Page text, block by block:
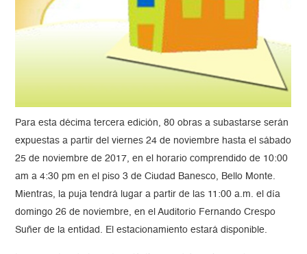
Para esta décima tercera edición, 80 obras a subastarse serán
expuestas a partir del viernes 24 de noviembre hasta el sábado
25 de noviembre de 2017, en el horario comprendido de 10:00
am a 4:30 pm en el piso 3 de Ciudad Banesco, Bello Monte.
Mientras, la puja tendrá lugar a partir de las 11:00 a.m. el día
domingo 26 de noviembre, en el Auditorio Fernando Crespo
Suñer de la entidad. El estacionamiento estará disponible.